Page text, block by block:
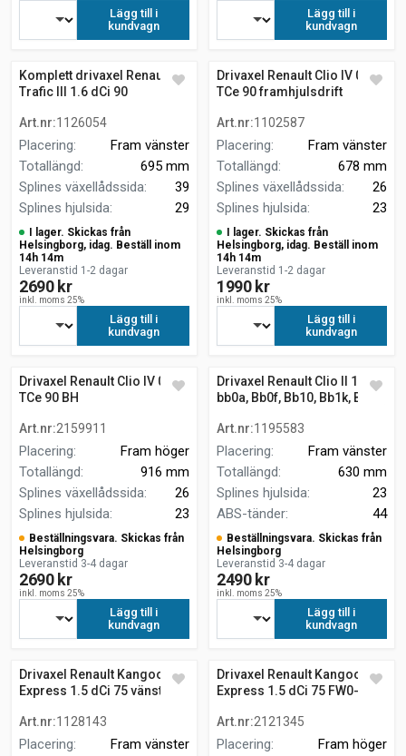
Lägg till i
kundvagn
Lägg till i
kundvagn
Komplett drivaxel Renault
Trafic III 1.6 dCi 90
Art.nr:1126054
Placering:
Fram vänster
Totallängd:
695 mm
Splines växellådssida:
39
Splines hjulsida: 29
I lager. Skickas från
Helsingborg, idag. Beställ inom
14h 14m
Leveranstid 1-2 dagar
2690 kr
inkl. moms 25%
Lägg till i
kundvagn
Drivaxel Renault Clio IV 0.9
TCe 90 framhjulsdrift
Art.nr:1102587
Placering:
Fram vänster
Totallängd:
678 mm
Splines växellådssida:
26
Splines hjulsida: 23
I lager. Skickas från
Helsingborg, idag. Beställ inom
14h 14m
Leveranstid 1-2 dagar
1990 kr
inkl. moms 25%
Lägg till i
kundvagn
Drivaxel Renault Clio IV 0.9
TCe 90 BH
Art.nr:2159911
Placering:
Fram höger
Totallängd:
916 mm
Splines växellådssida:
26
Splines hjulsida: 23
Beställningsvara. Skickas från
Helsingborg
Leveranstid 3-4 dagar
2690 kr
inkl. moms 25%
Lägg till i
kundvagn
Drivaxel Renault Clio II 1.2
bb0a, Bb0f, Bb10, Bb1k, Bb28,
fram
Art.nr:1195583
Placering:
Fram vänster
Totallängd:
630 mm
Splines hjulsida:
23
ABS-tänder: 44
Beställningsvara. Skickas från
Helsingborg
Leveranstid 3-4 dagar
2490 kr
inkl. moms 25%
Lägg till i
kundvagn
Drivaxel Renault Kangoo
Express 1.5 dCi 75 vänster
Art.nr:1128143
Placering:
Fram vänster
Drivaxel Renault Kangoo
Express 1.5 dCi 75 FW0-1
Art.nr:2121345
Placering:
Fram höger